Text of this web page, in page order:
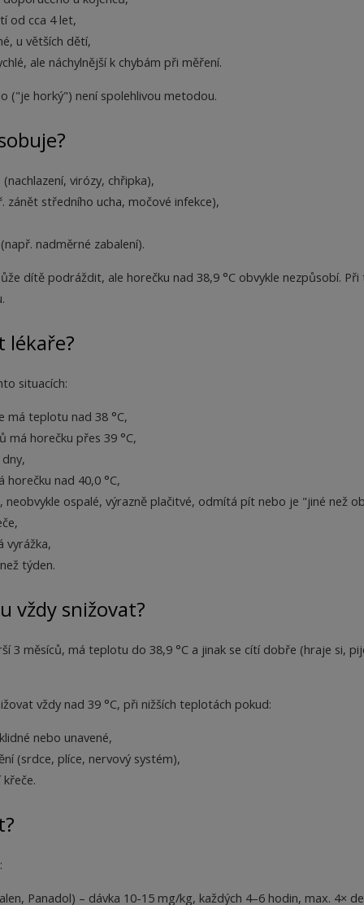
od cca 4 let,
u větších dětí,
ale náchylnější k chybám při měření.
("je horký") není spolehlivou metodou.
virózy, chřipka),
zánět středního ucha, močové infekce),
nadměrné zabalení).
dítě podráždit, ale horečku nad 38,9 °C obvykle nezpůsobí.
lékaře?
situacích:
má teplotu nad 38 °C,
má horečku přes 39 °C,
horečku nad 40,0 °C,
neobvykle ospalé, výrazně plačitvé, odmítá pít nebo je "jiné než
vyrážka,
týden.
vždy snižovat?
3 měsíců, má teplotu do 38,9 °C a jinak se cítí dobře (hraje si,
vždy nad 39 °C, při nižších teplotách pokud:
nebo unavené,
(srdce, plíce, nervový systém),
Panadol) – dávka 10-15 mg/kg, každých 4–6 hodin, max. 4×